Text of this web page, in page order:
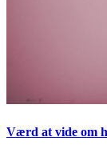
Værd at vide om